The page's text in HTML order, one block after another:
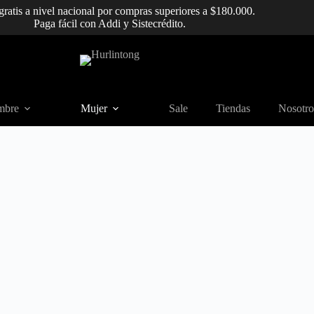
a nivel nacional por compras superiores a $180.000.
Paga fácil con Addi y Sistecrédito.
Mujer Sale Tiendas